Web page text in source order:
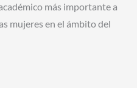
más importante a
mujeres en el ámbito del